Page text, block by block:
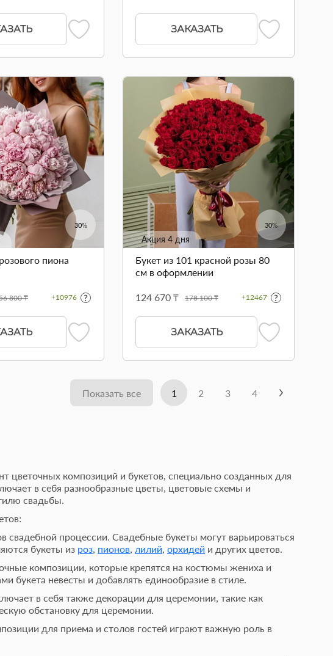
ЗАКАЗАТЬ
30%
пиона
800 ₸ +10976
Акция 4 дня
30%
Букет из 101 красной розы 80
см в оформлении
124 670 ₸ 178 100 ₸ +12467
ЗАКАЗАТЬ
Показать все 1 2 3 4
цветочных композиций и букетов, специально созданных для
в себя разнообразные цветы, цветовые схемы и
свадьбы.
свадебной процессии. Свадебные букеты могут варьироваться
букеты из роз, пионов, лилий, орхидей и других цветов.
композиции, которые крепятся на костюмы жениха и
букета невесты и добавлять единообразие в стиле.
в себя также декорации для церемонии, такие как
обстановку для церемонии.
для приема и столов гостей играют важную роль в